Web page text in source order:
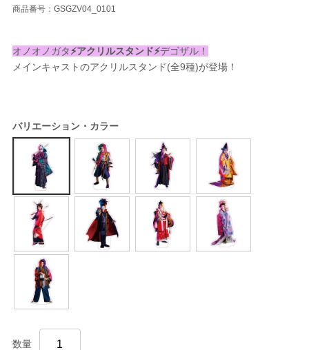
商品番号：GSGZV04_0101
オノオノガタ⚡️アクリルスタンド⚡️デゴザル！
メインキャストのアクリルスタンド(全9種)が登場！
バリエーション・カラー
数量